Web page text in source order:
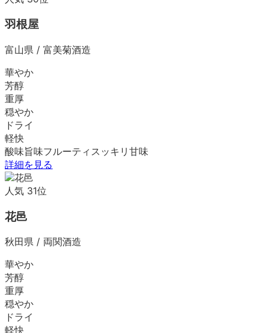
羽根屋
富山県 / 富美菊酒造
華やか
芳醇
重厚
穏やか
ドライ
軽快
酸味旨味フルーティ スッキリ 甘味
詳細を見る
人気 31位
花邑
秋田県 / 両関酒造
華やか
芳醇
重厚
穏やか
ドライ
軽快